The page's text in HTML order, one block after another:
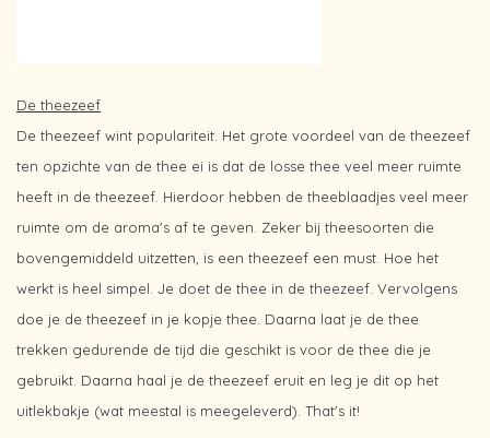
De theezeef
De theezeef wint populariteit. Het grote voordeel van de theezeef
ten opzichte van de thee ei is dat de losse thee veel meer ruimte
heeft in de theezeef. Hierdoor hebben de theeblaadjes veel meer
ruimte om de aroma's af te geven. Zeker bij theesoorten die
bovengemiddeld uitzetten, is een theezeef een must. Hoe het
werkt is heel simpel. Je doet de thee in de theezeef. Vervolgens
doe je de theezeef in je kopje thee. Daarna laat je de thee
trekken gedurende de tijd die geschikt is voor de thee die je
gebruikt. Daarna haal je de theezeef eruit en leg je dit op het
uitlekbakje (wat meestal is meegeleverd). That's it!